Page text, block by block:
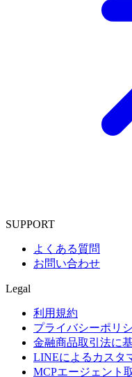
SUPPORT
よくある質問
お問い合わせ
Legal
利用規約
プライバシーポリ
金融商品取引法に
LINEによるカスタ
MCPエージェント